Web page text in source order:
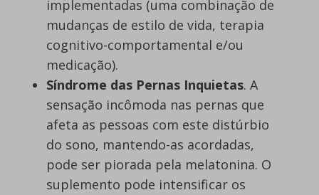
implementadas (uma combinação de
mudanças de estilo de vida, terapia
cognitivo-comportamental e/ou
medicação).
Síndrome das Pernas Inquietas. A
sensação incômoda nas pernas que
afeta as pessoas com este distúrbio
do sono, mantendo-as acordadas,
pode ser piorada pela melatonina. O
suplemento pode intensificar os